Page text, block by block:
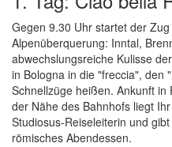
Gegen 9.30 Uhr startet der
Alpenüberquerung: Inntal,
abwechslungsreiche Kulisse
in Bologna in die "freccia", den
Schnellzüge heißen. Ankunft in
der Nähe des Bahnhofs liegt
Studiosus-Reiseleiterin und
römisches Abendessen.